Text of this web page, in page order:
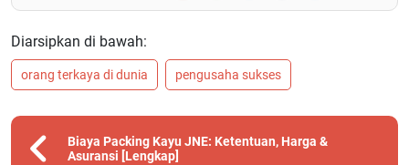
Diarsipkan di bawah:
orang terkaya di dunia pengusaha sukses
Biaya Packing Kayu JNE: Ketentuan, Harga &
Asuransi [Lengkap]